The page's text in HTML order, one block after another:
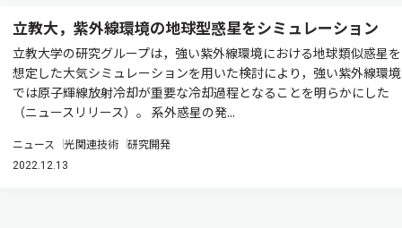
立教大，紫外線環境の地球型惑星をシミュレーション
立教大学の研究グループは，強い紫外線環境における地球類似惑星を
想定した大気シミュレーションを用いた検討により，強い紫外線環境
では原子輝線放射冷却が重要な冷却過程となることを明らかにした
（ニュースリリース）。 系外惑星の発...
ニュース 光関連技術 研究開発
2022.12.13